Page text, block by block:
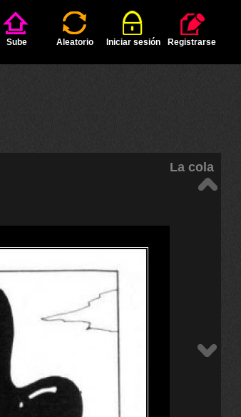
Sube Aleatorio Iniciar sesión Registrarse
La cola